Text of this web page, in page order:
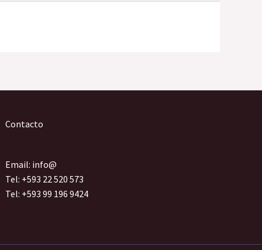
Contacto
Email: info@
Tel: +593 22 520 573
Tel: +593 99 196 9424